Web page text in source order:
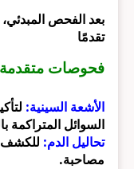
بعد الفحص المبدئي،
تقدمًا
فحوصات
الأشعة السينية:
السوائل المتراكمة
تحاليل الدم:للكشف
مصاحبة.